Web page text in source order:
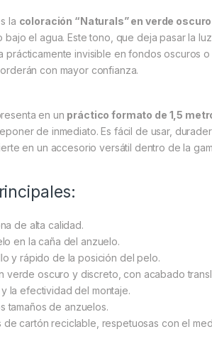
la coloración “Naturals” en verde
el agua. Este tono, que deja pasar la
prácticamente invisible en fondos oscuros
con mayor confianza.
en un práctico formato de 1,5
de inmediato. Es fácil de usar,
en un accesorio versátil dentro de la
de alta calidad.
en la caña del anzuelo.
y rápido de la posición del pelo.
verde oscuro y discreto, con acabado
la efectividad del montaje.
tamaños de anzuelos.
de cartón reciclable, respetuosas con el